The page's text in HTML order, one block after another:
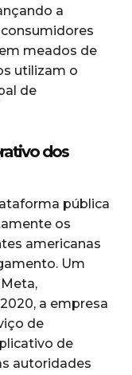
a
meados de
utilizam o
de
dos
pública
os
americanas
Um
a empresa
de
de
autoridades